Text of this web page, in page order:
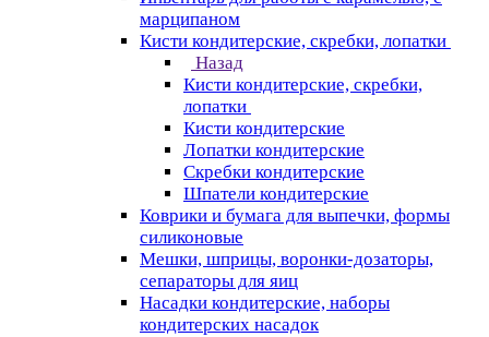
марципаном
Кисти кондитерские, скребки, лопатки
Назад
Кисти кондитерские, скребки,
лопатки
Кисти кондитерские
Лопатки кондитерские
Скребки кондитерские
Шпатели кондитерские
Коврики и бумага для выпечки, формы
силиконовые
Мешки, шприцы, воронки-дозаторы,
сепараторы для яиц
Насадки кондитерские, наборы
кондитерских насадок